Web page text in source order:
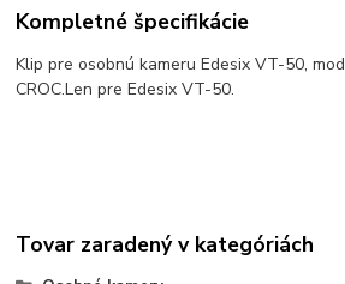
Kompletné špecifikácie
Klip pre osobnú kameru Edesix VT-50,
CROC.Len pre Edesix VT-50.
Tovar zaradený v kategóriách